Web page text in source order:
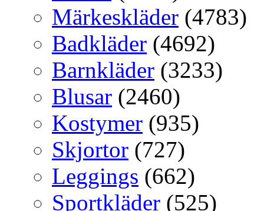
Märkeskläder (4783)
Badkläder (4692)
Barnkläder (3233)
Blusar (2460)
Kostymer (935)
Skjortor (727)
Leggings (662)
Sportkläder (525)